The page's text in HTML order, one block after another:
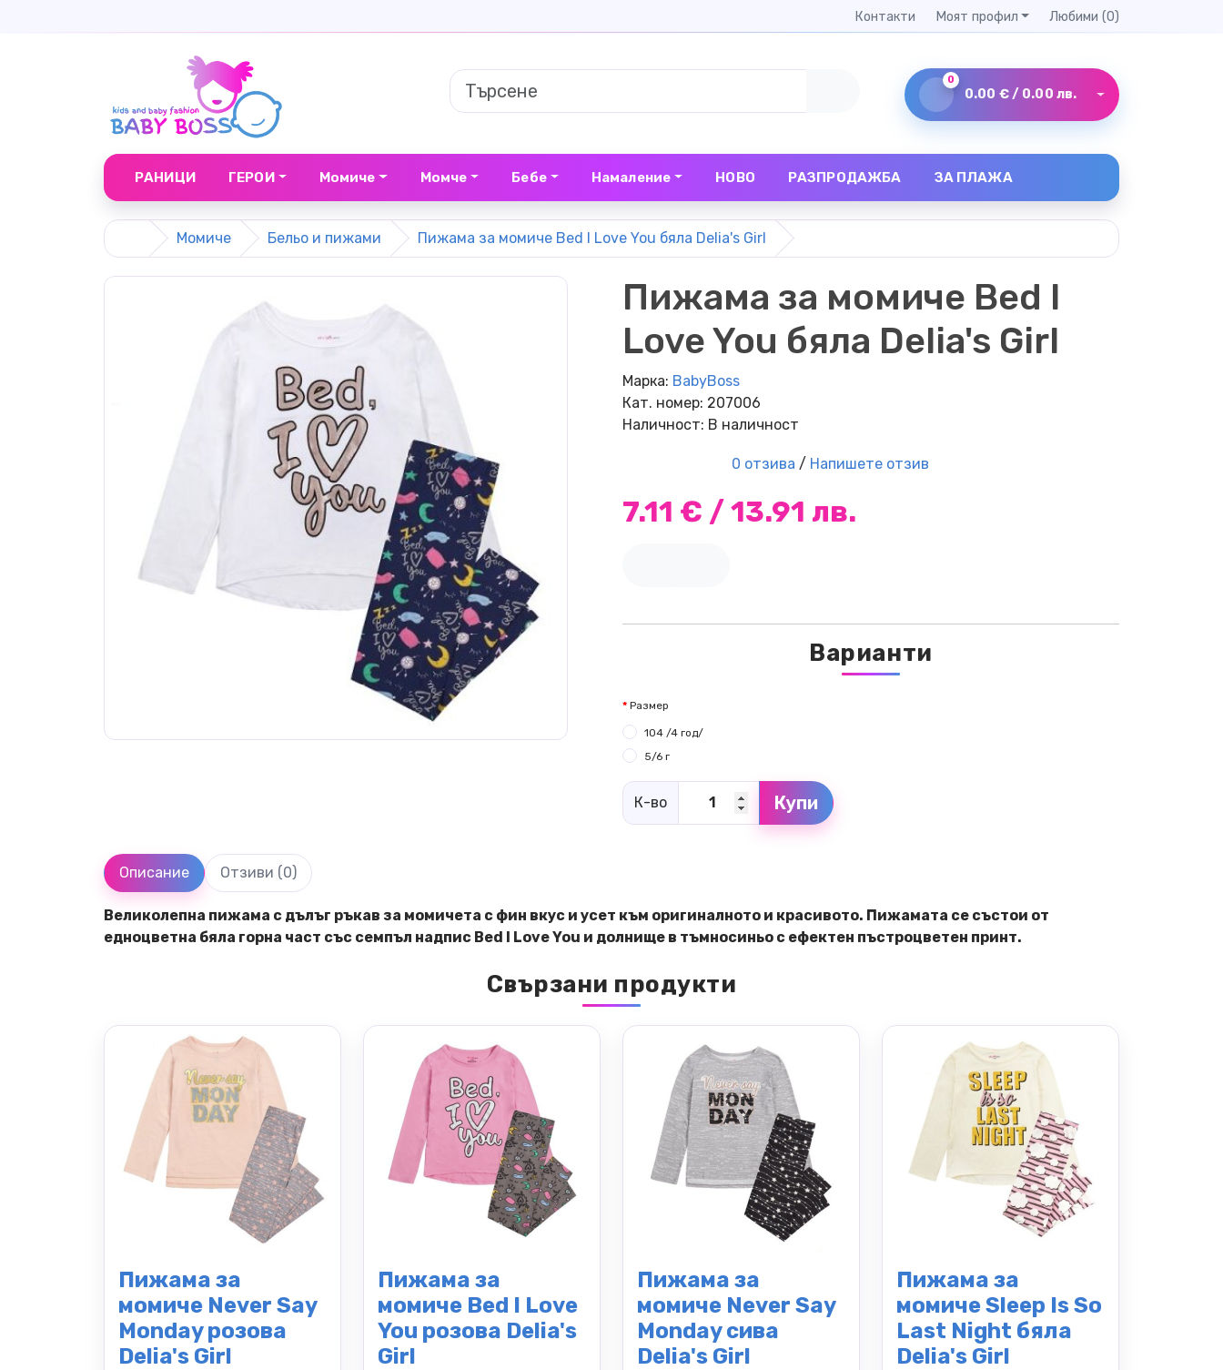
Контакти Моят профил Любими (0)
0
0.00 € / 0.00 лв.
РАНИЦИ ГЕРОИ Момиче Момче Бебе Намаление НОВО РАЗПРОДАЖБА ЗА ПЛАЖА
Момиче Бельо и пижами Пижама за момиче Bed I Love You бяла Delia's Girl
Пижама за момиче Bed I
Love You бяла Delia's Girl
Марка: BabyBoss
Кат. номер: 207006
Наличност: В наличност
0 отзива / Напишете отзив
7.11 € / 13.91 лв.
Варианти
Размер
104 /4 год/
5/6 г
К-во Купи
Описание Отзиви (0)
Великолепна пижама с дълъг ръкав за момичета с фин вкус и усет към оригиналното и красивото. Пижамата се състои от
едноцветна бяла горна част със семпъл надпис Bed I Love You и долнище в тъмносиньо с ефектен пъстроцветен принт.
Свързани продукти
Пижама за
момиче Never Say
Monday розова
Delia's Girl
Пижама за
момиче Bed I Love
You розова Delia's
Girl
Пижама за
момиче Never Say
Monday сива
Delia's Girl
Пижама за
момиче Sleep Is So
Last Night бяла
Delia's Girl